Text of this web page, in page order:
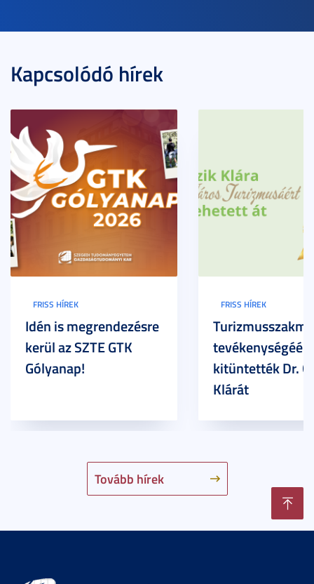
Kapcsolódó hírek
Tovább hírek
FRISS HÍREK
Idén is megrendezésre
kerül az SZTE GTK
Gólyanap!
FRISS HÍREK
tevékenységéért
kitüntették Dr.
Klárát